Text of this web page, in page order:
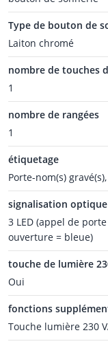
Type de bouton de
Laiton chromé
nombre de touches
1
nombre de rangées
1
étiquetage
Porte-nom(s)
signalisation optique
3 LED (appel de
ouverture = bleue)
touche de lumière
Oui
fonctions
Touche lumière 230